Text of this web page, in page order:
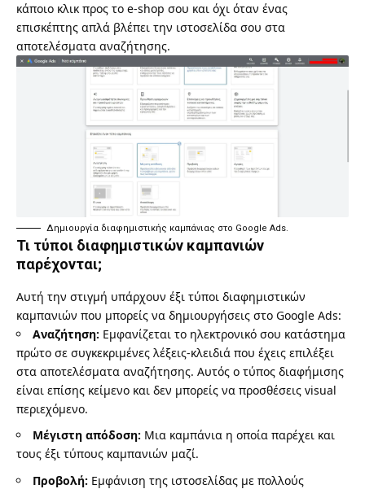
κάποιο κλικ προς το e-shop σου και όχι όταν ένας
επισκέπτης απλά βλέπει την ιστοσελίδα σου στα
αποτελέσματα αναζήτησης.
Δημιουργία διαφημιστικής καμπάνιας στο Google Ads.
Τι τύποι διαφημιστικών καμπανιών
παρέχονται;
Αυτή την στιγμή υπάρχουν έξι τύποι διαφημιστικών
καμπανιών που μπορείς να δημιουργήσεις στο Google Ads:
Αναζήτηση: Εμφανίζεται το ηλεκτρονικό σου κατάστημα
πρώτο σε συγκεκριμένες λέξεις-κλειδιά που έχεις επιλέξει
στα αποτελέσματα αναζήτησης. Αυτός ο τύπος διαφήμισης
είναι επίσης κείμενο και δεν μπορείς να προσθέσεις visual
περιεχόμενο.
Μέγιστη απόδοση: Μια καμπάνια η οποία παρέχει και
τους έξι τύπους καμπανιών μαζί.
Προβολή: Εμφάνιση της ιστοσελίδας με πολλούς